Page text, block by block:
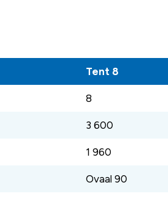
Tent 8
8
3 600
1 960
Ovaal 90